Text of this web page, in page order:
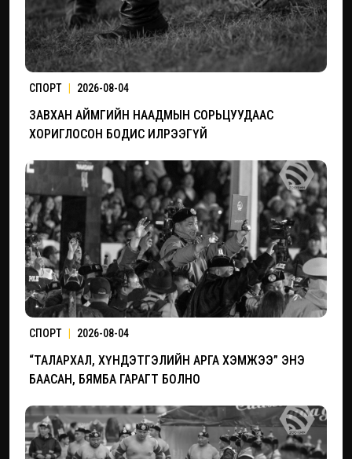
СПОРТ 2026-08-04
ЗАВХАН АЙМГИЙН НААДМЫН СОРЬЦУУДААС
ХОРИГЛОСОН БОДИС ИЛРЭЭГҮЙ
СПОРТ 2026-08-04
“ТАЛАРХАЛ, ХҮНДЭТГЭЛИЙН АРГА ХЭМЖЭЭ” ЭНЭ
БААСАН, БЯМБА ГАРАГТ БОЛНО